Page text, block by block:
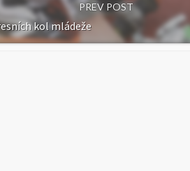
PREV POST
kol mládeže